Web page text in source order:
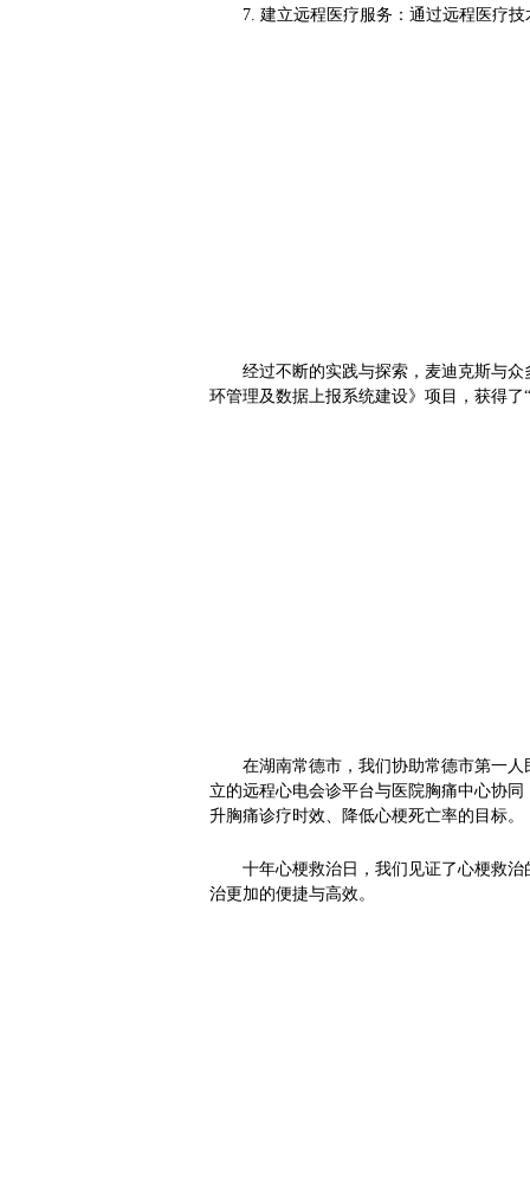
7. 建立远程医疗服务：通过远程医疗
经过不断的实践与探索，麦迪克斯与
环管理及数据上报系统建设》项目，获得
在湖南常德市，我们协助常德市第一
立的远程心电会诊平台与医院胸痛中心协
升胸痛诊疗时效、降低心梗死亡率的目标。
十年心梗救治日，我们见证了心梗救
治更加的便捷与高效。